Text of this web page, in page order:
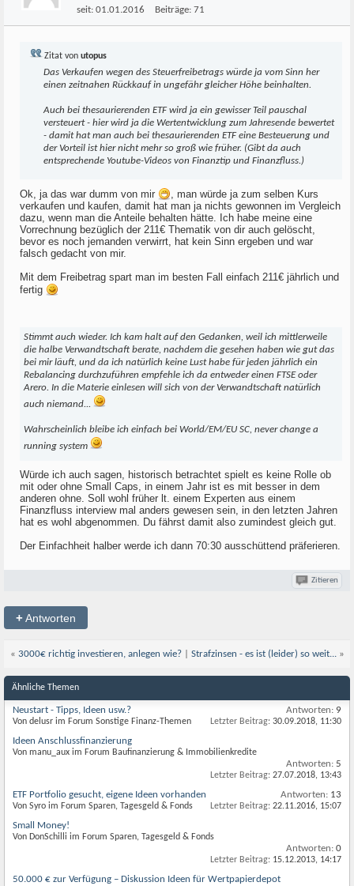
seit: 01.01.2016 Beiträge: 71
Zitat von utopus
Das Verkaufen wegen des Steuerfreibetrags würde ja vom Sinn her
einen zeitnahen Rückkauf in ungefähr gleicher Höhe beinhalten.
Auch bei thesaurierenden ETF wird ja ein gewisser Teil pauschal
versteuert - hier wird ja die Wertentwicklung zum Jahresende bewertet
- damit hat man auch bei thesaurierenden ETF eine Besteuerung und
der Vorteil ist hier nicht mehr so groß wie früher. (Gibt da auch
entsprechende Youtube-Videos von Finanztip und Finanzfluss.)
Ok, ja das war dumm von mir
, man würde ja zum selben Kurs
verkaufen und kaufen, damit hat man ja nichts gewonnen im Vergleich
dazu, wenn man die Anteile behalten hätte. Ich habe meine eine
Vorrechnung bezüglich der 211€ Thematik von dir auch gelöscht,
bevor es noch jemanden verwirrt, hat kein Sinn ergeben und war
falsch gedacht von mir.
Mit dem Freibetrag spart man im besten Fall einfach 211€ jährlich und
fertig
Stimmt auch wieder. Ich kam halt auf den Gedanken, weil ich mittlerweile
die halbe Verwandtschaft berate, nachdem die gesehen haben wie gut das
bei mir läuft, und da ich natürlich keine Lust habe für jeden jährlich ein
Rebalancing durchzuführen empfehle ich da entweder einen FTSE oder
Arero. In die Materie einlesen will sich von der Verwandtschaft natürlich
auch niemand...
Wahrscheinlich bleibe ich einfach bei World/EM/EU SC, never change a
running system
Würde ich auch sagen, historisch betrachtet spielt es keine Rolle ob
mit oder ohne Small Caps, in einem Jahr ist es mit besser in dem
anderen ohne. Soll wohl früher lt. einem Experten aus einem
Finanzfluss interview mal anders gewesen sein, in den letzten Jahren
hat es wohl abgenommen. Du fährst damit also zumindest gleich gut.
Der Einfachheit halber werde ich dann 70:30 ausschüttend präferieren.
Zitieren
+Antworten
« 3000€ richtig investieren, anlegen wie?| Strafzinsen - es ist (leider) so weit... »
Ähnliche Themen
Neustart - Tipps, Ideen usw.?
Von delusr im Forum Sonstige Finanz-Themen
Antworten: 9
Letzter Beitrag: 30.09.2018, 11:30
Ideen Anschlussfinanzierung
Von manu_aux im Forum Baufinanzierung & Immobilienkredite
Antworten: 5
Letzter Beitrag: 27.07.2018, 13:43
ETF Portfolio gesucht, eigene Ideen vorhanden
Von Syro im Forum Sparen, Tagesgeld & Fonds
Antworten: 13
Letzter Beitrag: 22.11.2016, 15:07
Small Money!
Von DonSchilli im Forum Sparen, Tagesgeld & Fonds
Antworten: 0
Letzter Beitrag: 15.12.2013, 14:17
50.000 € zur Verfügung – Diskussion Ideen für Wertpapierdepot